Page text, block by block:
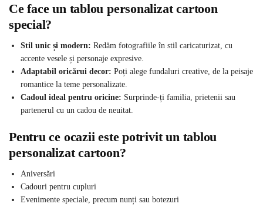
Ce face un tablou personalizat cartoon
special?
Stil unic și modern: Redăm fotografiile în stil caricaturizat, cu
accente vesele și personaje expresive.
Adaptabil oricărui decor: Poți alege fundaluri creative, de la peisaje
romantice la teme personalizate.
Cadoul ideal pentru oricine: Surprinde-ți familia, prietenii sau
partenerul cu un cadou de neuitat.
Pentru ce ocazii este potrivit un tablou
personalizat cartoon?
Aniversări
Cadouri pentru cupluri
Evenimente speciale, precum nunți sau botezuri